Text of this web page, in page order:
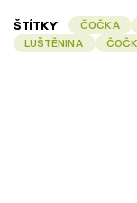
ŠTÍTKY ČOČKA
LUŠTĚNINA